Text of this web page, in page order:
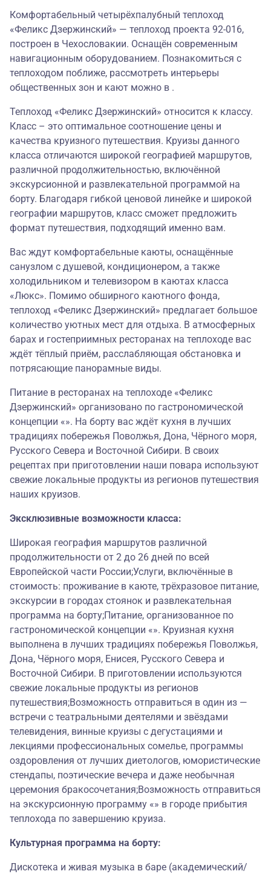
Комфортабельный четырёхпалубный теплоход
«Феликс Дзержинский» — теплоход проекта 92-016,
построен в Чехословакии. Оснащён современным
навигационным оборудованием. Познакомиться с
теплоходом поближе, рассмотреть интерьеры
общественных зон и кают можно в .
Теплоход «Феликс Дзержинский» относится к классу.
Класс – это оптимальное соотношение цены и
качества круизного путешествия. Круизы данного
класса отличаются широкой географией маршрутов,
различной продолжительностью, включённой
экскурсионной и развлекательной программой на
борту. Благодаря гибкой ценовой линейке и широкой
географии маршрутов, класс сможет предложить
формат путешествия, подходящий именно вам.
Вас ждут комфортабельные каюты, оснащённые
санузлом с душевой, кондиционером, а также
холодильником и телевизором в каютах класса
«Люкс». Помимо обширного каютного фонда,
теплоход «Феликс Дзержинский» предлагает большое
количество уютных мест для отдыха. В атмосферных
барах и гостеприимных ресторанах на теплоходе вас
ждёт тёплый приём, расслабляющая обстановка и
потрясающие панорамные виды.
Питание в ресторанах на теплоходе «Феликс
Дзержинский» организовано по гастрономической
концепции «». На борту вас ждёт кухня в лучших
традициях побережья Поволжья, Дона, Чёрного моря,
Русского Севера и Восточной Сибири. В своих
рецептах при приготовлении наши повара используют
свежие локальные продукты из регионов путешествия
наших круизов.
Эксклюзивные возможности класса:
Широкая география маршрутов различной
продолжительности от 2 до 26 дней по всей
Европейской части России;Услуги, включённые в
стоимость: проживание в каюте, трёхразовое питание,
экскурсии в городах стоянок и развлекательная
программа на борту;Питание, организованное по
гастрономической концепции «». Круизная кухня
выполнена в лучших традициях побережья Поволжья,
Дона, Чёрного моря, Енисея, Русского Севера и
Восточной Сибири. В приготовлении используются
свежие локальные продукты из регионов
путешествия;Возможность отправиться в один из —
встречи с театральными деятелями и звёздами
телевидения, винные круизы с дегустациями и
лекциями профессиональных сомелье, программы
оздоровления от лучших диетологов, юмористические
стендапы, поэтические вечера и даже необычная
церемония бракосочетания;Возможность отправиться
на экскурсионную программу «» в городе прибытия
теплохода по завершению круиза.
Культурная программа на борту:
Дискотека и живая музыка в баре (академический/